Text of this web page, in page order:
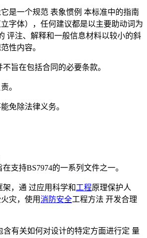
是一个规范 表象惯例 本标准中的指南
字体），任何建议都是以主要助动词为
评注、解释和一般信息材料以较小的斜
性内容。
旨在包括合同的必要条款。
。
免除法律义务。
支持BS7974的一系列文件之一。
架，通 过应用科学和工程原理保护人
灾，使用消防安全工程方法 开发合理
含有关如何对设计的特定方面进行定 量